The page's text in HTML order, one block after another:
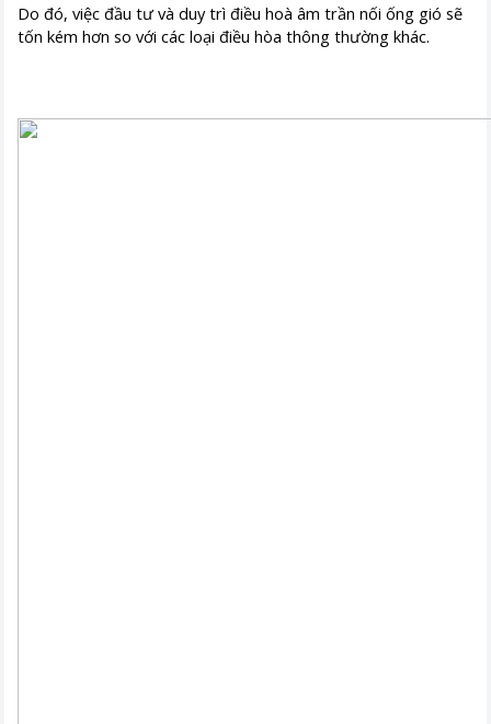
Do đó, việc đầu tư và duy trì điều hoà âm trần nối ống gió sẽ
tốn kém hơn so với các loại điều hòa thông thường khác.